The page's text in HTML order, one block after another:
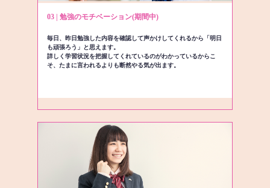
03 | 勉強のモチベーション(期間中)
毎日、昨日勉強した内容を確認して声かけしてくれるから「明日
も頑張ろう」と思えます。
詳しく学習状況を把握してくれているのがわかっているからこ
そ、たまに言われるよりも断然やる気が出ます。